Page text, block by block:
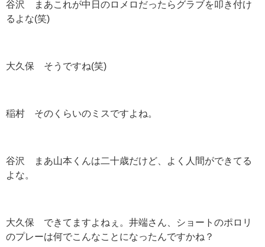
谷沢 まあこれが中日のロメロだったらグラブを叩き付け
るよな(笑)
大久保 そうですね(笑)
稲村 そのくらいのミスですよね。
谷沢 まあ山本くんは二十歳だけど、よく人間ができてる
よな。
大久保 できてますよねぇ。井端さん、ショートのポロリ
のプレーは何でこんなことになったんですかね？